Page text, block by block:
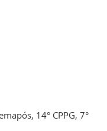
14° CPPG, 7°